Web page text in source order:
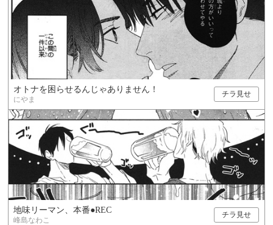
オトナを困らせるんじゃありません！
にやま
チラ見せ
地味リーマン、本番●REC
峰島なわこ
チラ見せ